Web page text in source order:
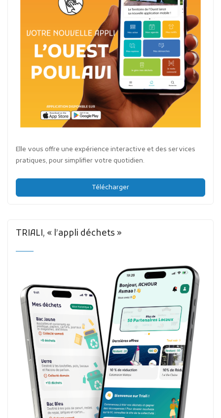
Elle vous offre une expérience interactive et des services
pratiques, pour simplifier votre quotidien.
Télécharger
TRIALI, « l’appli déchets »